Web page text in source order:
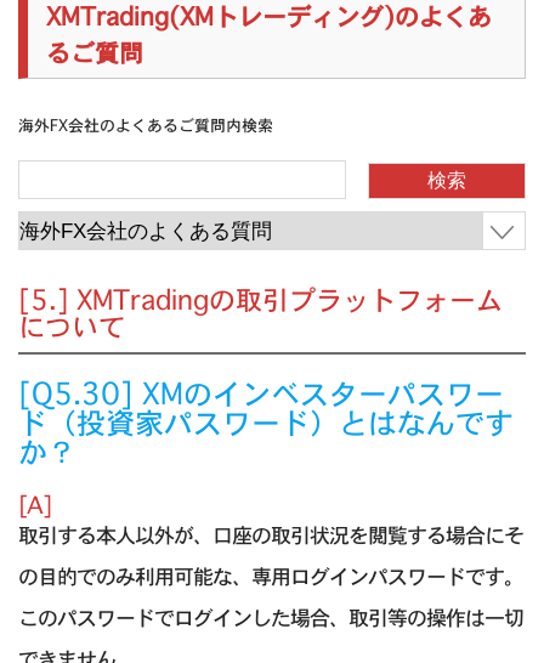
XMTrading(XMトレーディング)のよくあ
るご質問
海外FX会社のよくあるご質問内検索
[5.] XMTradingの取引プラットフォーム
について
[Q5.30] XMのインベスターパスワー
ド（投資家パスワード）とはなんです
か？
[A]
取引する本人以外が、口座の取引状況を閲覧する場合にそ
の目的でのみ利用可能な、専用ログインパスワードです。
このパスワードでログインした場合、取引等の操作は一切